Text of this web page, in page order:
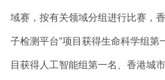
域赛，按有关领域分组进行比赛，
子检测平台”项目获得生命科学组第
目获得人工智能组第一名、香港